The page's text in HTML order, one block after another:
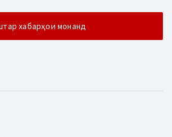
хабарҳои монанд